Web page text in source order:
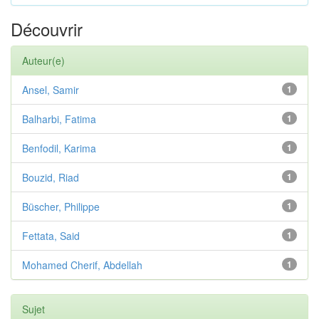
Découvrir
Auteur(e)
1
Ansel, Samir
1
Balharbi, Fatima
1
Benfodil, Karima
1
Bouzid, Riad
1
Büscher, Philippe
1
Fettata, Said
1
Mohamed Cherif, Abdellah
Sujet